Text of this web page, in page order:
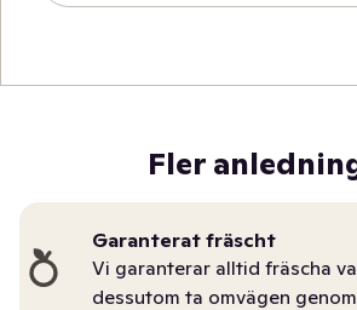
Fler
Garanterat fräscht
Vi garanterar alltid fräscha
dessutom ta omvägen